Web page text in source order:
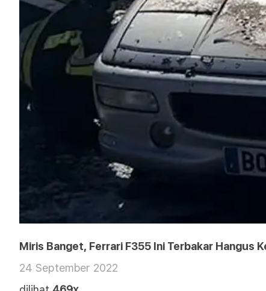
Miris Banget, Ferrari F355 Ini Terbakar Hangus
24 September 2022